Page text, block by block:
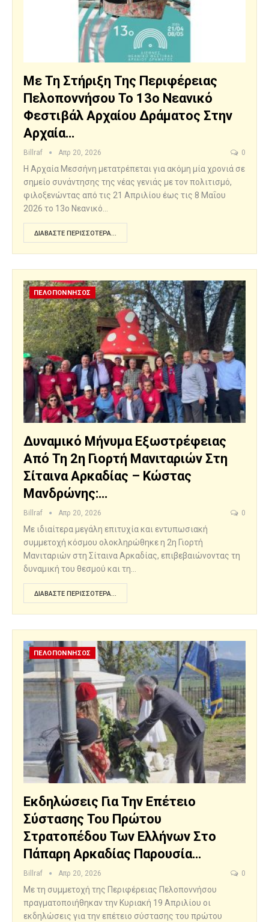
Με Τη Στήριξη Της Περιφέρειας
Πελοποννήσου Το 13ο Νεανικό
Φεστιβάλ Αρχαίου Δράματος Στην
Αρχαία…
Billraf Απρ 20, 2026 0
Η Αρχαία Μεσσήνη μετατρέπεται για ακόμη μία χρονιά σε
σημείο συνάντησης της νέας γενιάς με τον πολιτισμό,
φιλοξενώντας από τις 21 Απριλίου έως τις 8 Μαΐου
2026 το 13ο Νεανικό…
ΔΙΑΒΆΣΤΕ ΠΕΡΙΣΣΌΤΕΡΑ...
ΠΕΛΟΠΟΝΝΗΣΟΣ
Δυναμικό Μήνυμα Εξωστρέφειας
Από Τη 2η Γιορτή Μανιταριών Στη
Σίταινα Αρκαδίας – Κώστας
Μανδρώνης:…
Billraf Απρ 20, 2026 0
Με ιδιαίτερα μεγάλη επιτυχία και εντυπωσιακή
συμμετοχή κόσμου ολοκληρώθηκε η 2η Γιορτή
Μανιταριών στη Σίταινα Αρκαδίας, επιβεβαιώνοντας τη
δυναμική του θεσμού και τη…
ΔΙΑΒΆΣΤΕ ΠΕΡΙΣΣΌΤΕΡΑ...
ΠΕΛΟΠΟΝΝΗΣΟΣ
Εκδηλώσεις Για Την Επέτειο
Σύστασης Του Πρώτου
Στρατοπέδου Των Ελλήνων Στο
Πάπαρη Αρκαδίας Παρουσία…
Billraf Απρ 20, 2026 0
Με τη συμμετοχή της Περιφέρειας Πελοποννήσου
πραγματοποιήθηκαν την Κυριακή 19 Απριλίου οι
εκδηλώσεις για την επέτειο σύστασης του πρώτου